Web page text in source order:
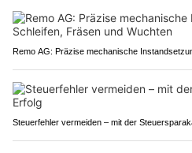
Remo AG: Präzise mechanische
Steuerfehler vermeiden – mit der